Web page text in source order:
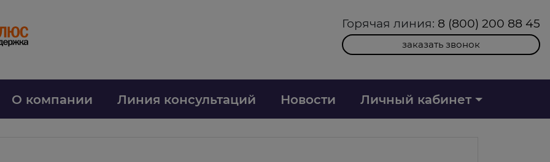
Горячая линия: 8 (800) 200 88 45
заказать звонок
О компании Линия консультаций Новости Личный кабинет